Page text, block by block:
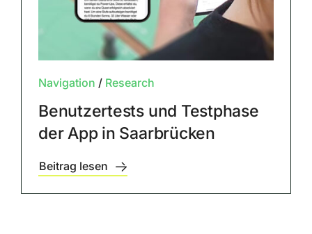
Navigation / Research
Benutzertests und Testphase
der App in Saarbrücken
Beitrag lesen